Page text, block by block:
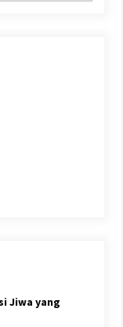
Jiwa yang